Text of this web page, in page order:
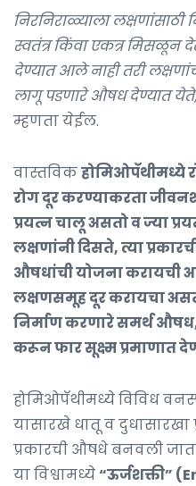
निरनिराळ्याला लक्षणांसाठी
स्वतंत्र किंवा एकत्र मिसळून
देण्यात आले नाही तरी
लागू पडणारे औषध देण्यात येते,
म्हणता येईल.
वास्तविकहोमिओपॅथीमध्ये
रोग दूर करण्याकरता
प्रयत्न चालू असतो व ज्या
लक्षणांनी दिसते, त्या
औषधांची योजना करायची
लक्षणसमूह दूर करायचा
निर्माण करणारे समर्थ औषध,
करून फार सूक्ष्म प्रमाणात
होमिओपॅथीमध्ये विविध
यासारखे धातू व दुधासारखा
प्रकारची औषधे बनवली
या विश्वामध्ये“ऊर्जशक्ती”